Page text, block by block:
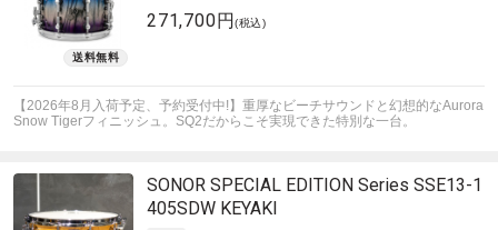
271,700円(税込)
【2026年8月入荷予定、予約受付中!】重厚なビーチサウンドと幻想的なAurora
Snow Tigerフィニッシュ。SQ2だからこそ実現できた特別な一台。
SONOR SPECIAL EDITION Series SSE13-1
405SDW KEYAKI